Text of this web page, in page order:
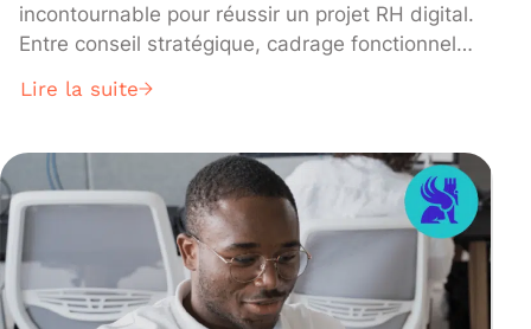
incontournable pour réussir un projet RH digital.
Entre conseil stratégique, cadrage fonctionnel
place au cœur de la transformation numérique
missions, ses compétences clés et les
opportunités de carrière qu’il offre.
Lire la suite